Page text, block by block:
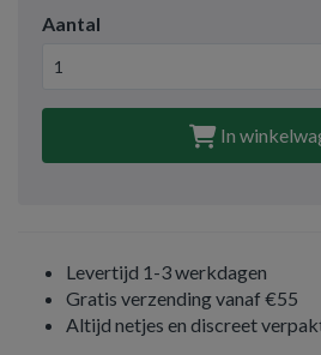
Aantal
In
Levertijd 1-3 werkdagen
Gratis verzending vanaf €55
Altijd netjes en discreet